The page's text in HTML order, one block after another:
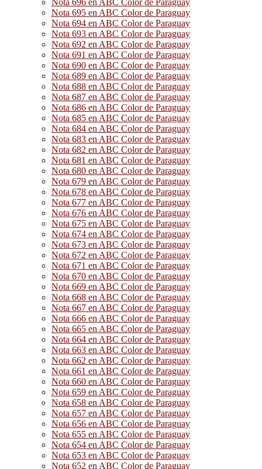
Nota 696 en ABC Color de Paraguay
Nota 695 en ABC Color de Paraguay
Nota 694 en ABC Color de Paraguay
Nota 693 en ABC Color de Paraguay
Nota 692 en ABC Color de Paraguay
Nota 691 en ABC Color de Paraguay
Nota 690 en ABC Color de Paraguay
Nota 689 en ABC Color de Paraguay
Nota 688 en ABC Color de Paraguay
Nota 687 en ABC Color de Paraguay
Nota 686 en ABC Color de Paraguay
Nota 685 en ABC Color de Paraguay
Nota 684 en ABC Color de Paraguay
Nota 683 en ABC Color de Paraguay
Nota 682 en ABC Color de Paraguay
Nota 681 en ABC Color de Paraguay
Nota 680 en ABC Color de Paraguay
Nota 679 en ABC Color de Paraguay
Nota 678 en ABC Color de Paraguay
Nota 677 en ABC Color de Paraguay
Nota 676 en ABC Color de Paraguay
Nota 675 en ABC Color de Paraguay
Nota 674 en ABC Color de Paraguay
Nota 673 en ABC Color de Paraguay
Nota 672 en ABC Color de Paraguay
Nota 671 en ABC Color de Paraguay
Nota 670 en ABC Color de Paraguay
Nota 669 en ABC Color de Paraguay
Nota 668 en ABC Color de Paraguay
Nota 667 en ABC Color de Paraguay
Nota 666 en ABC Color de Paraguay
Nota 665 en ABC Color de Paraguay
Nota 664 en ABC Color de Paraguay
Nota 663 en ABC Color de Paraguay
Nota 662 en ABC Color de Paraguay
Nota 661 en ABC Color de Paraguay
Nota 660 en ABC Color de Paraguay
Nota 659 en ABC Color de Paraguay
Nota 658 en ABC Color de Paraguay
Nota 657 en ABC Color de Paraguay
Nota 656 en ABC Color de Paraguay
Nota 655 en ABC Color de Paraguay
Nota 654 en ABC Color de Paraguay
Nota 653 en ABC Color de Paraguay
Nota 652 en ABC Color de Paraguay